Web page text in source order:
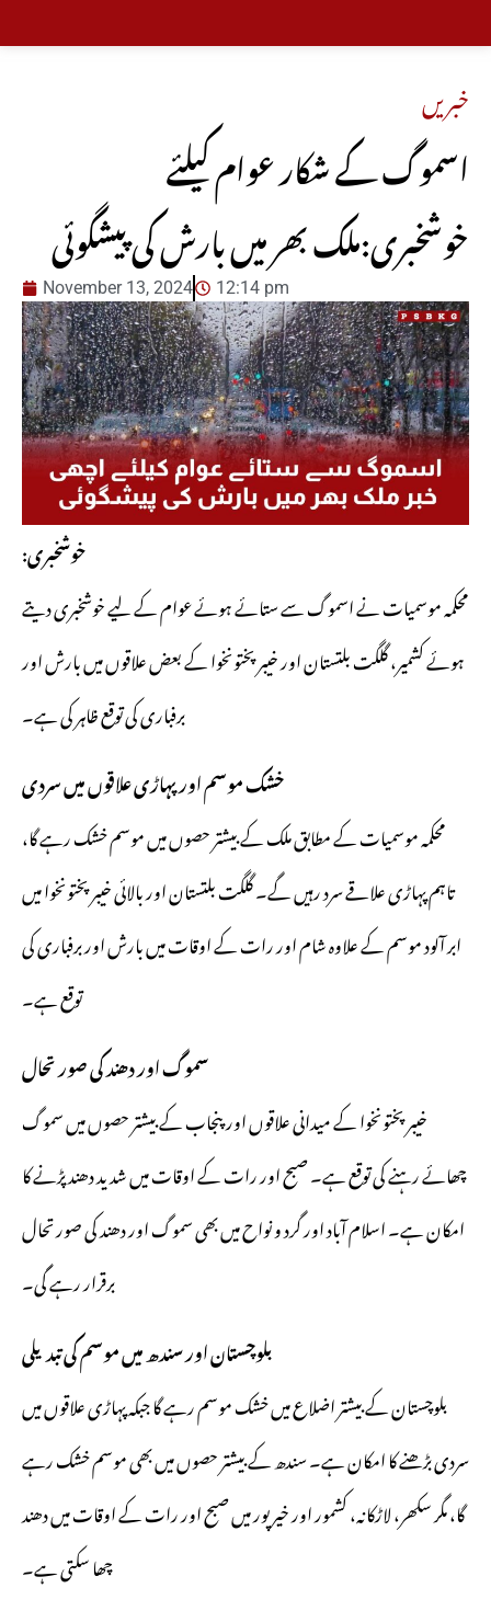
خبریں
اسموگ کے شکار عوام کیلئے
خوشخبری:ملک بھر میں بارش کی پیشگوئی
November 13, 2024 12:14 pm
خوشخبری:
محکمہ موسمیات نے اسموگ سے ستائے ہوئے عوام کے لیے خوشخبری دیتے
ہوئے کشمیر، گلگت بلتستان اور خیبرپختونخوا کے بعض علاقوں میں بارش اور
برفباری کی توقع ظاہر کی ہے۔
خشک موسم اور پہاڑی علاقوں میں سردی
محکمہ موسمیات کے مطابق ملک کے بیشتر حصوں میں موسم خشک رہے گا،
تاہم پہاڑی علاقے سرد رہیں گے۔ گلگت بلتستان اور بالائی خیبرپختونخوا میں
ابر آلود موسم کے علاوہ شام اور رات کے اوقات میں بارش اور برفباری کی
توقع ہے۔
سموگ اور دھند کی صورتحال
خیبرپختونخوا کے میدانی علاقوں اور پنجاب کے بیشتر حصوں میں سموگ
چھائے رہنے کی توقع ہے۔ صبح اور رات کے اوقات میں شدید دھند پڑنے کا
امکان ہے۔ اسلام آباد اور گرد و نواح میں بھی سموگ اور دھند کی صورتحال
برقرار رہے گی۔
بلوچستان اور سندھ میں موسم کی تبدیلی
بلوچستان کے بیشتر اضلاع میں خشک موسم رہے گا جبکہ پہاڑی علاقوں میں
سردی بڑھنے کا امکان ہے۔ سندھ کے بیشتر حصوں میں بھی موسم خشک رہے
گا، مگر سکھر، لاڑکانہ، کشمور اور خیرپور میں صبح اور رات کے اوقات میں دھند
چھا سکتی ہے۔